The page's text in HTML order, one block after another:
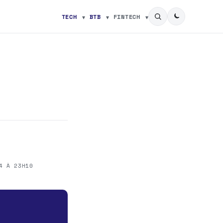
TECH BTB FINTECH
À 23H10